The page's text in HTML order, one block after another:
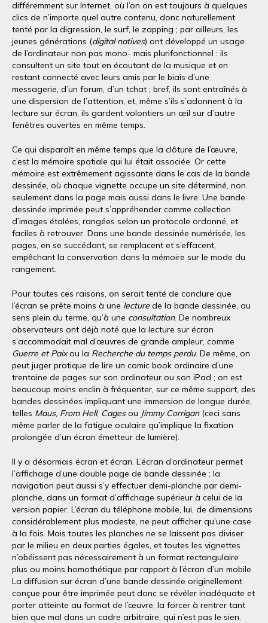
différemment sur Internet, où l’on on est toujours à quelques
clics de n’importe quel autre contenu, donc naturellement
tenté par la digression, le surf, le zapping ; par ailleurs, les
jeunes générations (digital natives) ont développé un usage
de l’ordinateur non pas mono- mais plurifonctionnel : ils
consultent un site tout en écoutant de la musique et en
restant connecté avec leurs amis par le biais d’une
messagerie, d’un forum, d’un tchat ; bref, ils sont entraînés à
une dispersion de l’attention, et, même s’ils s’adonnent à la
lecture sur écran, ils gardent volontiers un œil sur d’autre
fenêtres ouvertes en même temps.
Ce qui disparaît en même temps que la clôture de l’œuvre,
c’est la mémoire spatiale qui lui était associée. Or cette
mémoire est extrêmement agissante dans le cas de la bande
dessinée, où chaque vignette occupe un site déterminé, non
seulement dans la page mais aussi dans le livre. Une bande
dessinée imprimée peut s’appréhender comme collection
d’images étalées, rangées selon un protocole ordonné, et
faciles à retrouver. Dans une bande dessinée numérisée, les
pages, en se succédant, se remplacent et s’effacent,
empêchant la conservation dans la mémoire sur le mode du
rangement.
Pour toutes ces raisons, on serait tenté de conclure que
l’écran se prête moins à une lecture de la bande dessinée, au
sens plein du terme, qu’à une consultation. De nombreux
observateurs ont déjà noté que la lecture sur écran
s’accommodait mal d’œuvres de grande ampleur, comme
Guerre et Paixou la Recherche du temps perdu. De même, on
peut juger pratique de lire un comic book ordinaire d’une
trentaine de pages sur son ordinateur ou son iPad ; on est
beaucoup moins enclin à fréquenter, sur ce même support, des
bandes dessinées impliquant une immersion de longue durée,
telles Maus, From Hell, Cagesou Jimmy Corrigan(ceci sans
même parler de la fatigue oculaire qu’implique la fixation
prolongée d’un écran émetteur de lumière).
Il y a désormais écran et écran. L’écran d’ordinateur permet
l’affichage d’une double page de bande dessinée ; la
navigation peut aussi s’y effectuer demi-planche par demi-
planche, dans un format d’affichage supérieur à celui de la
version papier. L’écran du téléphone mobile, lui, de dimensions
considérablement plus modeste, ne peut afficher qu’une case
à la fois. Mais toutes les planches ne se laissent pas diviser
par le milieu en deux parties égales, et toutes les vignettes
n’obéissent pas nécessairement à un format rectangulaire
plus ou moins homothétique par rapport à l’écran d’un mobile.
La diffusion sur écran d’une bande dessinée originellement
conçue pour être imprimée peut donc se révéler inadéquate et
porter atteinte au format de l’œuvre, la forcer à rentrer tant
bien que mal dans un cadre arbitraire, qui n’est pas le sien.